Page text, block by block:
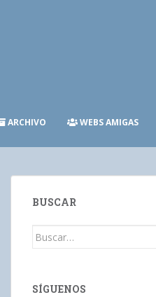
ARCHIVO WEBS AMIGAS
BUSCAR
Buscar:
SÍGUENOS